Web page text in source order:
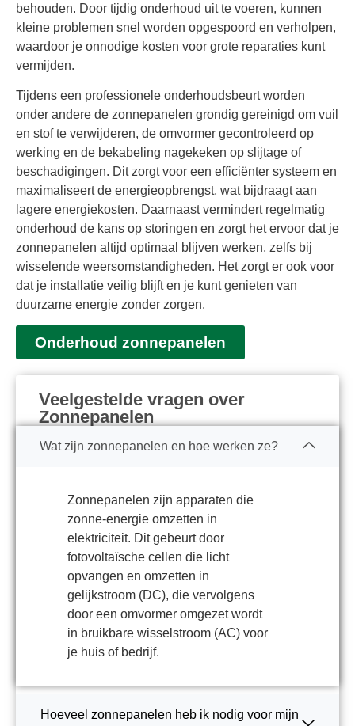
behouden. Door tijdig onderhoud uit te voeren, kunnen
kleine problemen snel worden opgespoord en verholpen,
waardoor je onnodige kosten voor grote reparaties kunt
vermijden.
Tijdens een professionele onderhoudsbeurt worden
onder andere de zonnepanelen grondig gereinigd om vuil
en stof te verwijderen, de omvormer gecontroleerd op
werking en de bekabeling nagekeken op slijtage of
beschadigingen. Dit zorgt voor een efficiënter systeem en
maximaliseert de energieopbrengst, wat bijdraagt aan
lagere energiekosten. Daarnaast vermindert regelmatig
onderhoud de kans op storingen en zorgt het ervoor dat je
zonnepanelen altijd optimaal blijven werken, zelfs bij
wisselende weersomstandigheden. Het zorgt er ook voor
dat je installatie veilig blijft en je kunt genieten van
duurzame energie zonder zorgen.
Onderhoud zonnepanelen
Veelgestelde vragen over
Zonnepanelen
Wat zijn zonnepanelen en hoe werken ze?
Zonnepanelen zijn apparaten die
zonne-energie omzetten in
elektriciteit. Dit gebeurt door
fotovoltaïsche cellen die licht
opvangen en omzetten in
gelijkstroom (DC), die vervolgens
door een omvormer omgezet wordt
in bruikbare wisselstroom (AC) voor
je huis of bedrijf.
Hoeveel zonnepanelen heb ik nodig voor mijn